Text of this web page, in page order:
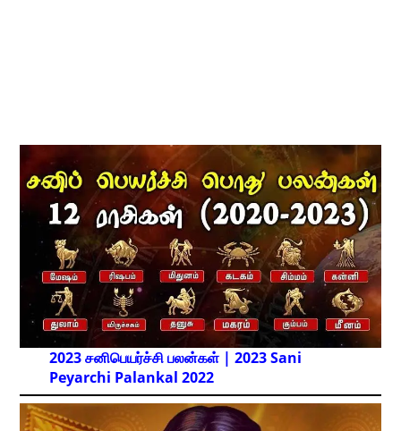
2023 சனிபெயர்ச்சி பலன்கள் | 2023 Sani
Peyarchi Palankal 2022